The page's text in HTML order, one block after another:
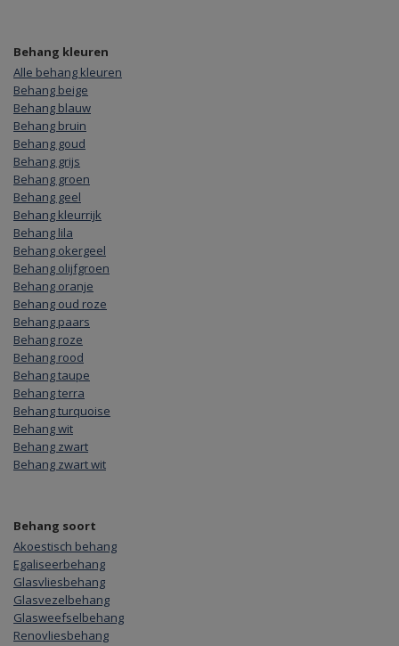
Behang kleuren
Alle behang kleuren
Behang beige
Behang blauw
Behang bruin
Behang goud
Behang grijs
Behang groen
Behang geel
Behang kleurrijk
Behang lila
Behang okergeel
Behang olijfgroen
Behang oranje
Behang oud roze
Behang paars
Behang roze
Behang rood
Behang taupe
Behang terra
Behang turquoise
Behang wit
Behang zwart
Behang zwart wit
Behang soort
Akoestisch behang
Egaliseerbehang
Glasvliesbehang
Glasvezelbehang
Glasweefselbehang
Renovliesbehang